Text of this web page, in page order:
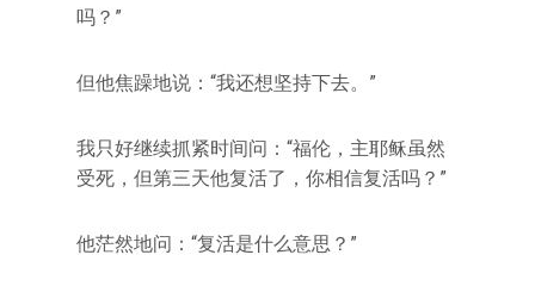
吗？”
但他焦躁地说：“我还想坚持下去。”
我只好继续抓紧时间问：“福伦，主耶稣虽然
受死，但第三天他复活了，你相信复活吗？”
他茫然地问：“复活是什么意思？”